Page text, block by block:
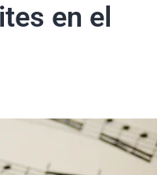
en el